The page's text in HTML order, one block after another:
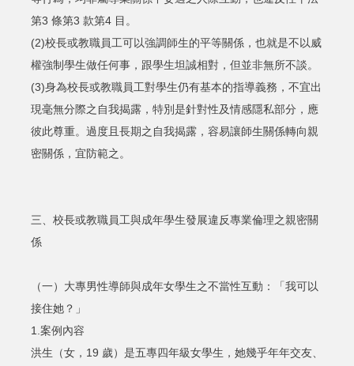
第3 條第3 款第4 目。
(2)校長或教職員工可以強調師生的平等關係，也就是不以威
權強制學生做任何事，跟學生坦誠相對，但並非無所不談。
(3)身為校長或教職員工對學生仍有基本的指導義務，不宜出
現毫無分際之自我揭露，特別是針對性及情感隱私部分，應
彼此尊重。過度且長期之自我揭露，容易讓師生關係轉向親
密關係，宜防範之。
三、校長或教職員工與成年學生發展違反專業倫理之親密關
係
（一）大專男性導師與成年女學生之不當性互動：「我可以
接住她？」
1.案例內容
洪生（女，19 歲）是五專四年級女學生，她幾乎年年交友、